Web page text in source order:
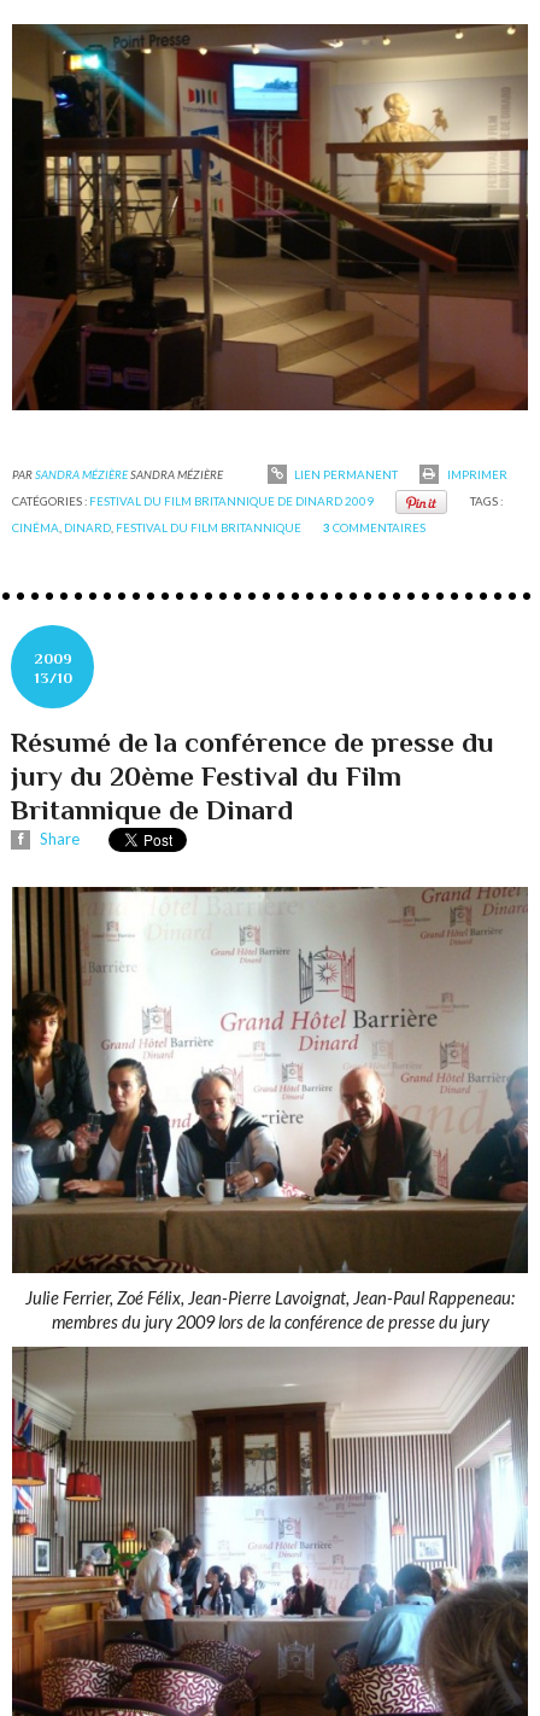
PARSANDRA MÉZIÈRESANDRA MÉZIÈRE LIEN PERMANENT
IMPRIMER
CATÉGORIES : FESTIVAL DU FILM BRITANNIQUE DE DINARD 2009
TAGS :
CINÉMA DINARD FESTIVAL DU FILM BRITANNIQUE 3 COMMENTAIRES
2009
13/10
Résumé de la conférence de presse du
jury du 20ème Festival du Film
Britannique de Dinard
Share
Julie Ferrier, Zoé Félix, Jean-Pierre Lavoignat, Jean-Paul Rappeneau:
membres du jury 2009 lors de la conférence de presse du jury